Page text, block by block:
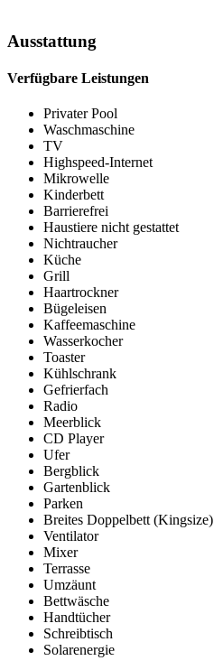
Ausstattung
Verfügbare Leistungen
Privater Pool
Waschmaschine
TV
Highspeed-Internet
Mikrowelle
Kinderbett
Barrierefrei
Haustiere nicht gestattet
Nichtraucher
Küche
Grill
Haartrockner
Bügeleisen
Kaffeemaschine
Wasserkocher
Toaster
Kühlschrank
Gefrierfach
Radio
Meerblick
CD Player
Ufer
Bergblick
Gartenblick
Parken
Breites Doppelbett (Kingsize)
Ventilator
Mixer
Terrasse
Umzäunt
Bettwäsche
Handtücher
Schreibtisch
Solarenergie